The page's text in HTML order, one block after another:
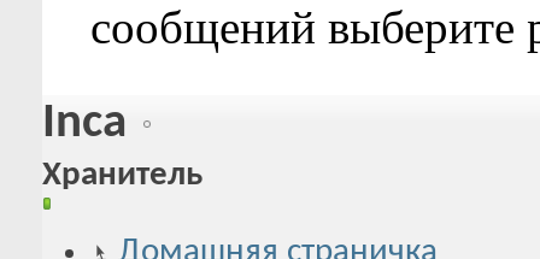
сообщений выберите
Inca
Хранитель